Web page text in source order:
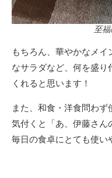
至
もちろん、華やかなメ
なサラダなど、何を盛り
くれると思います！
また、和食・洋食問わず
気付くと「あ、伊藤さん
毎日の食卓にとても使い